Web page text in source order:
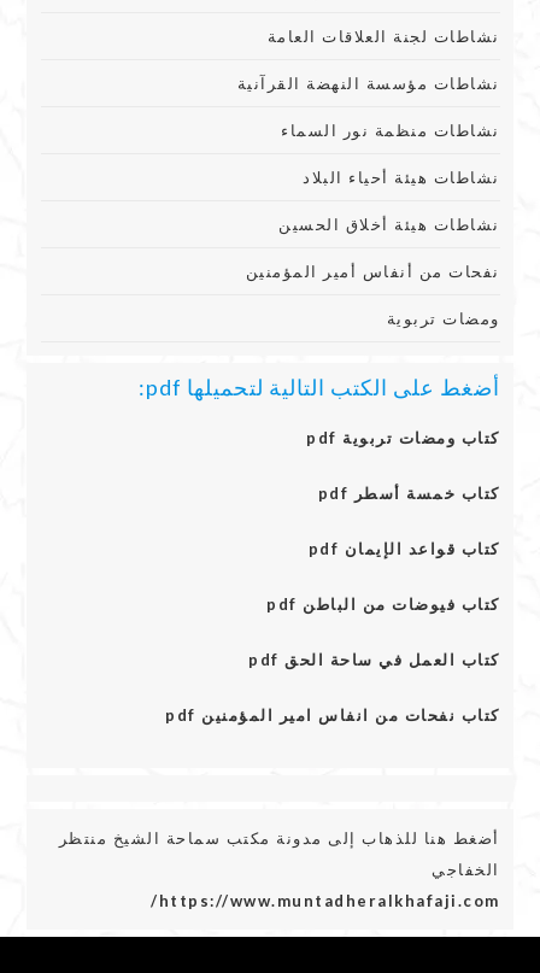
نشاطات لجنة العلاقات العامة
نشاطات مؤسسة النهضة القرآنية
نشاطات منظمة نور السماء
نشاطات هيئة أحياء البلاد
نشاطات هيئة أخلاق الحسين
نفحات من أنفاس أمير المؤمنين
ومضات تربوية
أضغط على الكتب التالية لتحميلها pdf:
كتاب ومضات تربوية pdf
كتاب خمسة أسطر pdf
كتاب قواعد الإيمان pdf
كتاب فيوضات من الباطن pdf
كتاب العمل في ساحة الحق pdf
كتاب نفحات من انفاس امير المؤمنين pdf
أضغط هنا للذهاب إلى مدونة مكتب سماحة الشيخ منتظر
الخفاجي
https://www.muntadheralkhafaji.com/